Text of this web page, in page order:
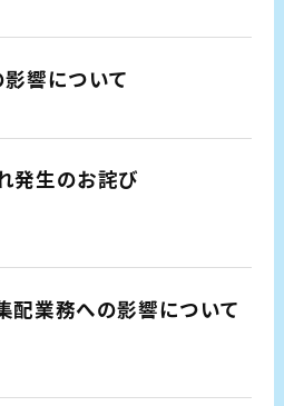
響について
発生のお詫び
配業務への影響について